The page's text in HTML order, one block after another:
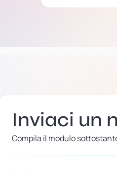
Inviaci un
Compila il modulo